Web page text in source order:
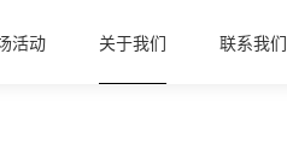
活动 关于我们 联系我们